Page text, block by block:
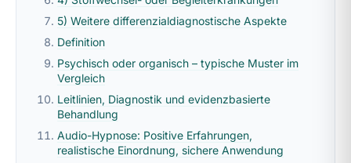
5) Weitere differenzialdiagnostische Aspekte
Definition
Psychisch oder organisch – typische Muster im
Vergleich
Leitlinien, Diagnostik und evidenzbasierte
Behandlung
Audio-Hypnose: Positive Erfahrungen,
realistische Einordnung, sichere Anwendung